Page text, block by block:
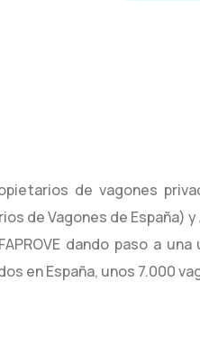
de vagones
de Vagones de España)
dando paso a
en España, unos 7.000